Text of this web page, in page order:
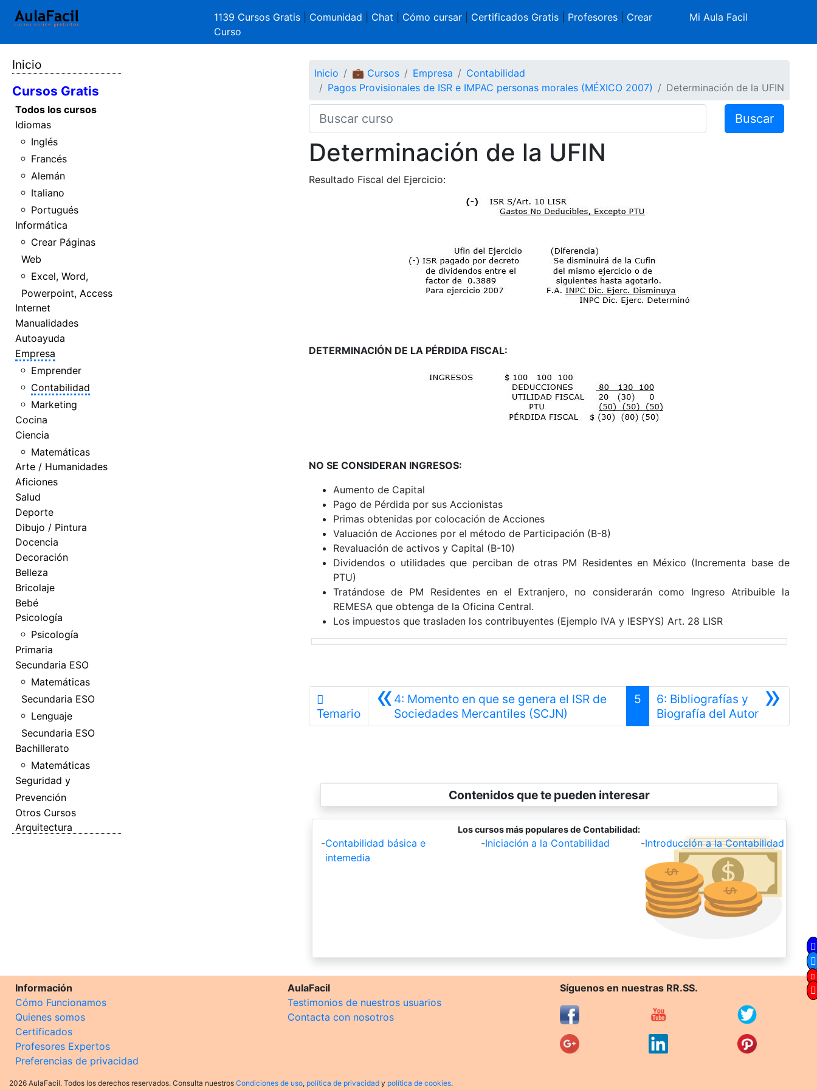
1139 Cursos Gratis Comunidad Chat Cómo cursar| Certificados Gratis| Profesores| Crear
Curso
Mi Aula Facil
Inicio
Cursos Gratis
Todos los cursos
Idiomas
Inglés
Francés
Alemán
Italiano
Portugués
Informática
Crear Páginas
Web
Excel, Word,
Powerpoint, Access
Internet
Manualidades
Autoayuda
Empresa
Emprender
Contabilidad
Marketing
Cocina
Ciencia
Matemáticas
Arte / Humanidades
Aficiones
Salud
Deporte
Dibujo / Pintura
Docencia
Decoración
Belleza
Bricolaje
Bebé
Psicología
Psicología
Primaria
Secundaria ESO
Matemáticas
Secundaria ESO
Lenguaje
Secundaria ESO
Bachillerato
Matemáticas
Seguridad y
Prevención
Otros Cursos
Arquitectura
Inicio 💼 Cursos Empresa
Contabilidad
Pagos Provisionales de ISR e IMPAC personas morales (MÉXICO 2007)
Determinación de la UFIN
Buscar
Determinación de la UFIN
Resultado Fiscal del Ejercicio:
DETERMINACIÓN DE LA PÉRDIDA FISCAL:
NO SE CONSIDERAN INGRESOS:
Aumento de Capital
Pago de Pérdida por sus Accionistas
Primas obtenidas por colocación de Acciones
Valuación de Acciones por el método de Participación (B-8)
Revaluación de activos y Capital (B-10)
Dividendos o utilidades que perciban de otras PM Residentes en México (Incrementa base de
PTU)
Tratándose de PM Residentes en el Extranjero, no considerarán como Ingreso Atribuible la
REMESA que obtenga de la Oficina Central.
Los impuestos que trasladen los contribuyentes (Ejemplo IVA y IESPYS) Art. 28 LISR
Temario «4: Momento en que se genera el ISR de
Sociedades Mercantiles (SCJN)
5 »
6: Bibliografías y
Biografía del AutorSiguiente
Contenidos que te pueden interesar
Los cursos más populares de Contabilidad:
-Contabilidad básica e
intemedia
-Iniciación a la Contabilidad -Introducción a la Contabilidad
Información
Cómo Funcionamos
Quienes somos
Certificados
Profesores Expertos
Preferencias de privacidad
AulaFacil
Testimonios de nuestros usuarios
Contacta con nosotros
Síguenos en nuestras RR.SS.
2026 AulaFacil. Todos los derechos reservados. Consulta nuestros Condiciones de uso, política de privacidad y política de cookies.